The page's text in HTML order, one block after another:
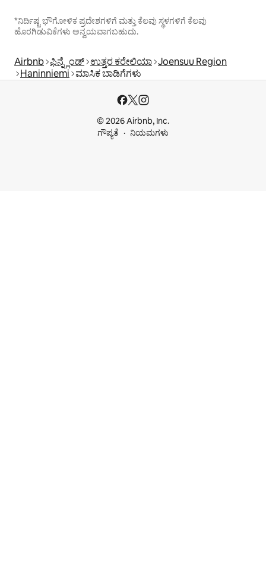
*ನಿರ್ದಿಷ್ಟ ಭೌಗೋಳಿಕ ಪ್ರದೇಶಗಳಿಗೆ ಮತ್ತು ಕೆಲವು ಸ್ಥಳಗಳಿಗೆ ಕೆಲವು
ಹೊರಗಿಡುವಿಕೆಗಳು ಅನ್ವಯವಾಗಬಹುದು.
Airbnb ಫಿನ್ನ್ಲೆಂಡ್ ಉತ್ತರ ಕರೇಲಿಯಾ Joensuu Region
Haninniemi ಮಾಸಿಕ ಬಾಡಿಗೆಗಳು
© 2026 Airbnb, Inc.
ಗೌಪ್ಯತೆ
ನಿಯಮಗಳು